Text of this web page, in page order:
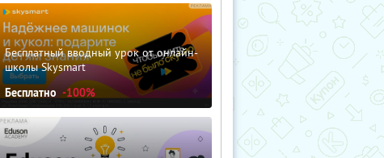
Бесплатный вводный урок от онлайн-
школы Skysmart
Бесплатно -100%